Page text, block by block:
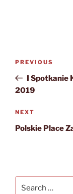
Previous
Post
PREVIOUS
I Spotkanie
2019
Next
Post
NEXT
Polskie Place